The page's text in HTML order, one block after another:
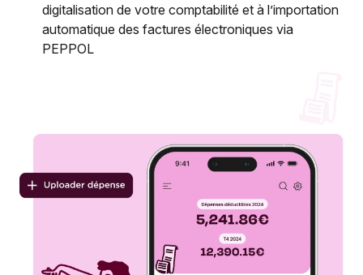
digitalisation de votre comptabilité et à l’importation
automatique des factures électroniques via
PEPPOL